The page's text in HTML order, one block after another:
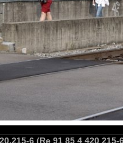
6 (Re 91 85 4 420